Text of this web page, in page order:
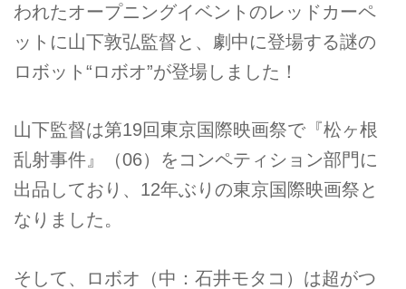
われたオープニングイベントのレッドカーペ
ットに山下敦弘監督と、劇中に登場する謎の
ロボット“ロボオ”が登場しました！
山下監督は第19回東京国際映画祭で『松ヶ根
乱射事件』（06）をコンペティション部門に
出品しており、12年ぶりの東京国際映画祭と
なりました。
そして、ロボオ（中：石井モタコ）は超がつ